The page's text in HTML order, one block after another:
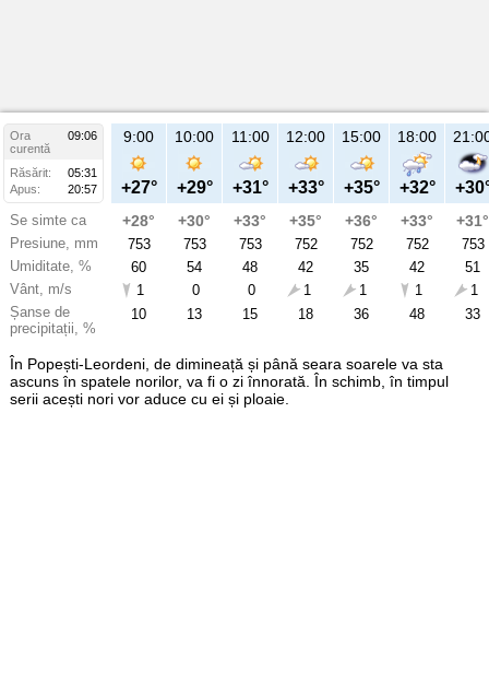
Ora
09:06
curentă
Răsărit:
05:31
Apus:
20:57
Se simte ca
Presiune, mm
Umiditate, %
Vânt, m/s
Șanse de
precipitații, %
9:00
+27°
+28°
753
60
1
10
10:00
+29°
+30°
753
54
0
13
11:00
+31°
+33°
753
48
0
15
12:00
+33°
+35°
752
42
1
18
15:00
+35°
+36°
752
35
1
36
18:00
+32°
+33°
752
42
1
48
+31°
753
51
1
33
În Popești-Leordeni, de dimineață și până seara soarele va sta
ascuns în spatele norilor, va fi o zi înnorată. În schimb, în timpul
serii acești nori vor aduce cu ei și ploaie.